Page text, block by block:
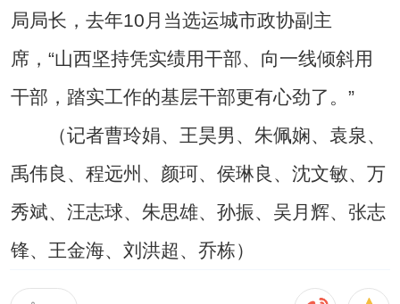
局局长，去年10月当选运城市政协副主
席，“山西坚持凭实绩用干部、向一线倾斜用
干部，踏实工作的基层干部更有心劲了。”
（记者曹玲娟、王昊男、朱佩娴、袁泉、
禹伟良、程远州、颜珂、侯琳良、沈文敏、万
秀斌、汪志球、朱思雄、孙振、吴月辉、张志
锋、王金海、刘洪超、乔栋）